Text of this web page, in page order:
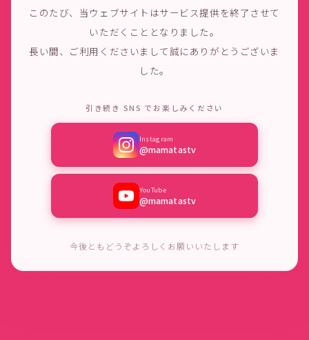
このたび、当ウェブサイトはサービス提供を終了させて
いただくこととなりました。
長い間、ご利用くださいまして誠にありがとうございま
した。
引き続き SNS でお楽しみください
Instagram
@mamatastv
YouTube
@mamatastv
今後ともどうぞよろしくお願いいたします